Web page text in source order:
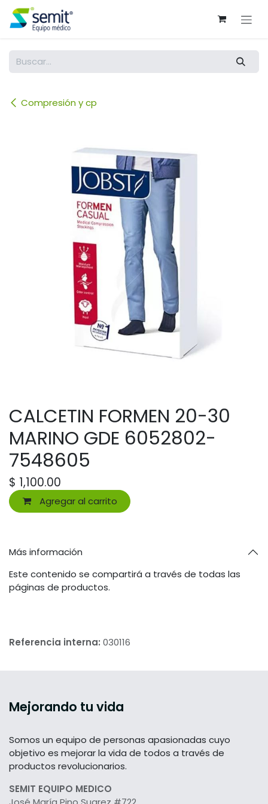
Ir al contenido
Compresión y cp
CALCETIN FORMEN 20-30
MARINO GDE 6052802-
7548605
$ 1,100.00
Agregar al carrito
Más información
Este contenido se compartirá a través de todas las
páginas de productos.
Referencia interna: 030116
Mejorando tu vida
Somos un equipo de personas apasionadas cuyo
objetivo es mejorar la vida de todos a través de
productos revolucionarios.
SEMIT EQUIPO MEDICO